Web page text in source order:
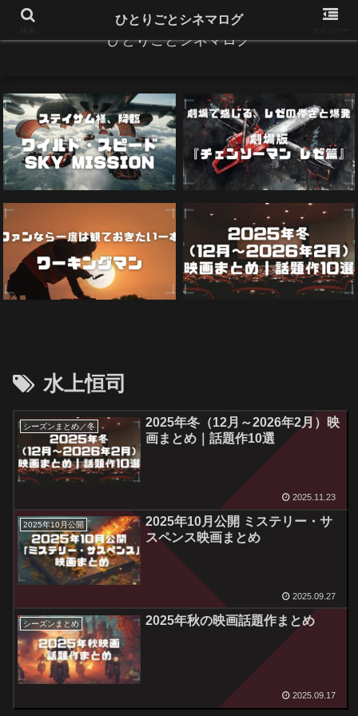
ひとりごとシネマログ
水上恒司
シーズンまとめ／冬
2025年冬（12月～2026年2月）映
画まとめ｜話題作10選
2025.11.23
2025年10月公開
2025年10月公開 ミステリー・サ
スペンス映画まとめ
2025.09.27
シーズンまとめ 2025年秋の映画話題作まとめ
2025.09.17
ひとりごとシネマログ